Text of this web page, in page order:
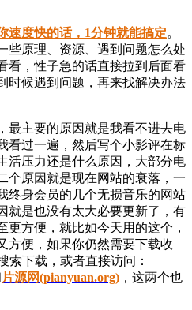
速度快的话，1分钟就能搞定。
些原理、资源、遇到问题怎么处
看，性子急的话直接拉到后面看
时候遇到问题，再来找解决办法
主要的原因就是我看不进去电
看过一遍，然后写个小影评在标
活压力还是什么原因，大部分电
个原因就是现在网站的衰落，一
终身会员的几个无损音乐的网站
就是也没有太大必要更新了，有
更方便，就比如今天用的这个，
方便，如果你仍然需要下载收
索下载，或者直接访问：
片源网(pianyuan.org) ，这两个也